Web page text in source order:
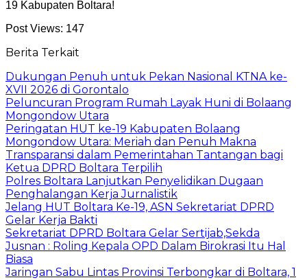
19 Kabupaten Boltara!
Post Views: 147
Berita Terkait
Dukungan Penuh untuk Pekan Nasional KTNA ke-
XVII 2026 di Gorontalo
Peluncuran Program Rumah Layak Huni di Bolaang
Mongondow Utara
Peringatan HUT ke-19 Kabupaten Bolaang
Mongondow Utara: Meriah dan Penuh Makna
Transparansi dalam Pemerintahan Tantangan bagi
Ketua DPRD Boltara Terpilih
Polres Boltara Lanjutkan Penyelidikan Dugaan
Penghalangan Kerja Jurnalistik
Jelang HUT Boltara Ke-19, ASN Sekretariat DPRD
Gelar Kerja Bakti
Sekretariat DPRD Boltara Gelar Sertijab,Sekda
Jusnan : Roling Kepala OPD Dalam Birokrasi Itu Hal
Biasa
Jaringan Sabu Lintas Provinsi Terbongkar di Boltara, 1